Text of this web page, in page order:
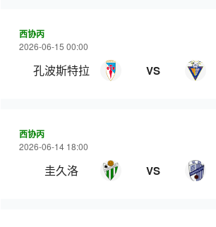
西协丙
2026-06-15 00:00
孔波斯特拉 VS
西协丙
2026-06-14 18:00
圭久洛 VS